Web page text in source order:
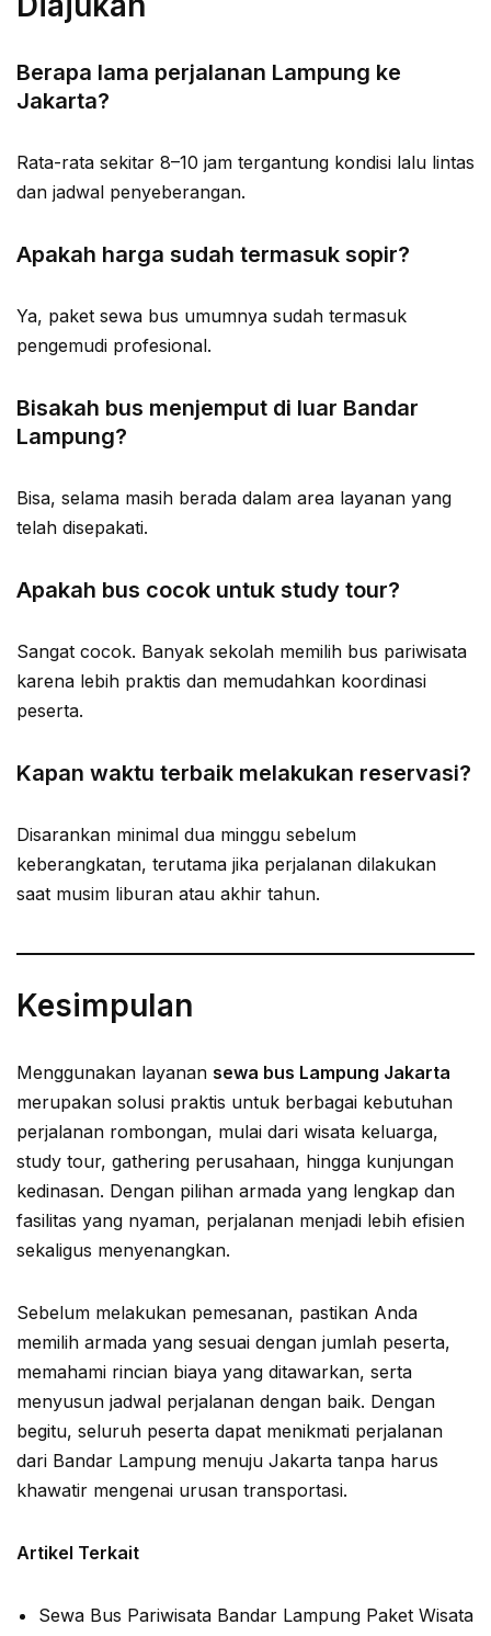
Berapa lama perjalanan Lampung ke
Jakarta?
Rata-rata sekitar 8–10 jam tergantung kondisi lalu lintas
dan jadwal penyeberangan.
Apakah harga sudah termasuk sopir?
Ya, paket sewa bus umumnya sudah termasuk
pengemudi profesional.
Bisakah bus menjemput di luar Bandar
Lampung?
Bisa, selama masih berada dalam area layanan yang
telah disepakati.
Apakah bus cocok untuk study tour?
Sangat cocok. Banyak sekolah memilih bus pariwisata
karena lebih praktis dan memudahkan koordinasi
peserta.
Kapan waktu terbaik melakukan reservasi?
Disarankan minimal dua minggu sebelum
keberangkatan, terutama jika perjalanan dilakukan
saat musim liburan atau akhir tahun.
Kesimpulan
Menggunakan layanan sewa bus Lampung Jakarta
merupakan solusi praktis untuk berbagai kebutuhan
perjalanan rombongan, mulai dari wisata keluarga,
study tour, gathering perusahaan, hingga kunjungan
kedinasan. Dengan pilihan armada yang lengkap dan
fasilitas yang nyaman, perjalanan menjadi lebih efisien
sekaligus menyenangkan.
Sebelum melakukan pemesanan, pastikan Anda
memilih armada yang sesuai dengan jumlah peserta,
memahami rincian biaya yang ditawarkan, serta
menyusun jadwal perjalanan dengan baik. Dengan
begitu, seluruh peserta dapat menikmati perjalanan
dari Bandar Lampung menuju Jakarta tanpa harus
khawatir mengenai urusan transportasi.
Artikel Terkait
Sewa Bus Pariwisata Bandar Lampung Paket Wisata